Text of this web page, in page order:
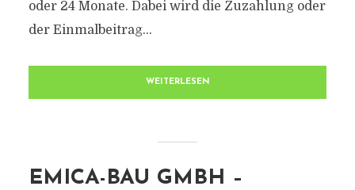
oder 24 Monate. Dabei wird die Zuzahlung oder
der Einmalbeitrag...
WEITERLESEN
EMICA-BAU GMBH –